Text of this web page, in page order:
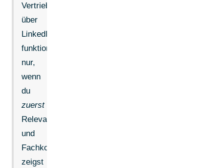
Vertrieb
über
LinkedIn
funktioniert
nur,
wenn
du
zuerst
Relevanz
und
Fachkompetenz
zeigst